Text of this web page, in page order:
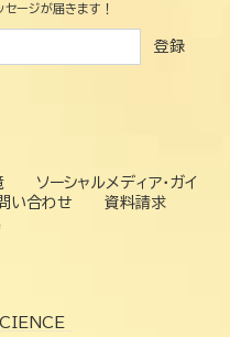
ージが届きます！
登録
ソーシャルメディア・ガイ
い合わせ
資料請求